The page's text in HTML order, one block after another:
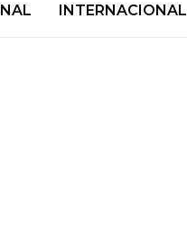
INTERNACIONAL